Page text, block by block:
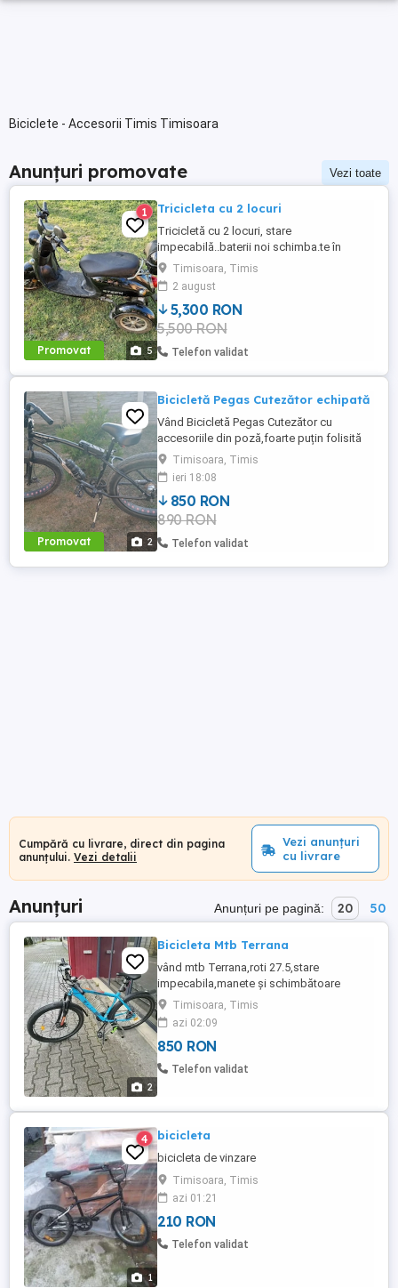
Biciclete - Accesorii Timis Timisoara
Anunțuri promovate Vezi toate
Promovat 5
1 Tricicleta cu 2 locuri
Tricicletă cu 2 locuri, stare
impecabilă..baterii noi schimba.te în
primăvara aceasta..mai multe detalii în
privat.
Timisoara, Timis
2 august
5,300 RON
5,500 RON
Telefon validat
Promovat 2
Bicicletă Pegas Cutezător echipată
Vând Bicicletă Pegas Cutezător cu
accesoriile din poză,foarte puțin folisită
cauciucuri aproape noi
Timisoara, Timis
ieri 18:08
850 RON
890 RON
Telefon validat
Cumpără cu livrare, direct din pagina
anunțului. Vezi detalii
Vezi anunțuri
cu livrare
Anunțuri Anunțuri pe pagină: 20 50
2
Bicicleta Mtb Terrana
vând mtb Terrana,roti 27.5,stare
impecabila,manete și schimbătoare
Shimano,frane pe disc,doar predare
personală.pret negociabil.
Timisoara, Timis
azi 02:09
850 RON
Telefon validat
1
4 bicicleta
bicicleta de vinzare
Timisoara, Timis
azi 01:21
210 RON
Telefon validat